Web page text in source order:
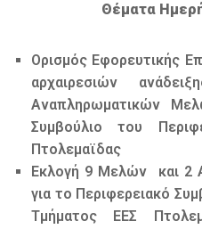
Θέματα
Ορισμός Εφορευτικής
αρχαιρεσιών
Αναπληρωματικών
Συμβούλιο του
Πτολεμαϊδας
Εκλογή 9 Μελών και 2
για το Περιφερειακό
Τμήματος ΕΕΣ